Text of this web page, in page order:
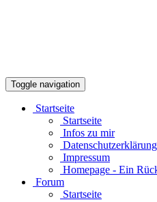
Toggle navigation
Startseite
Startseite
Infos zu mir
Datenschutzerklärung
Impressum
Homepage - Ein
Forum
Startseite